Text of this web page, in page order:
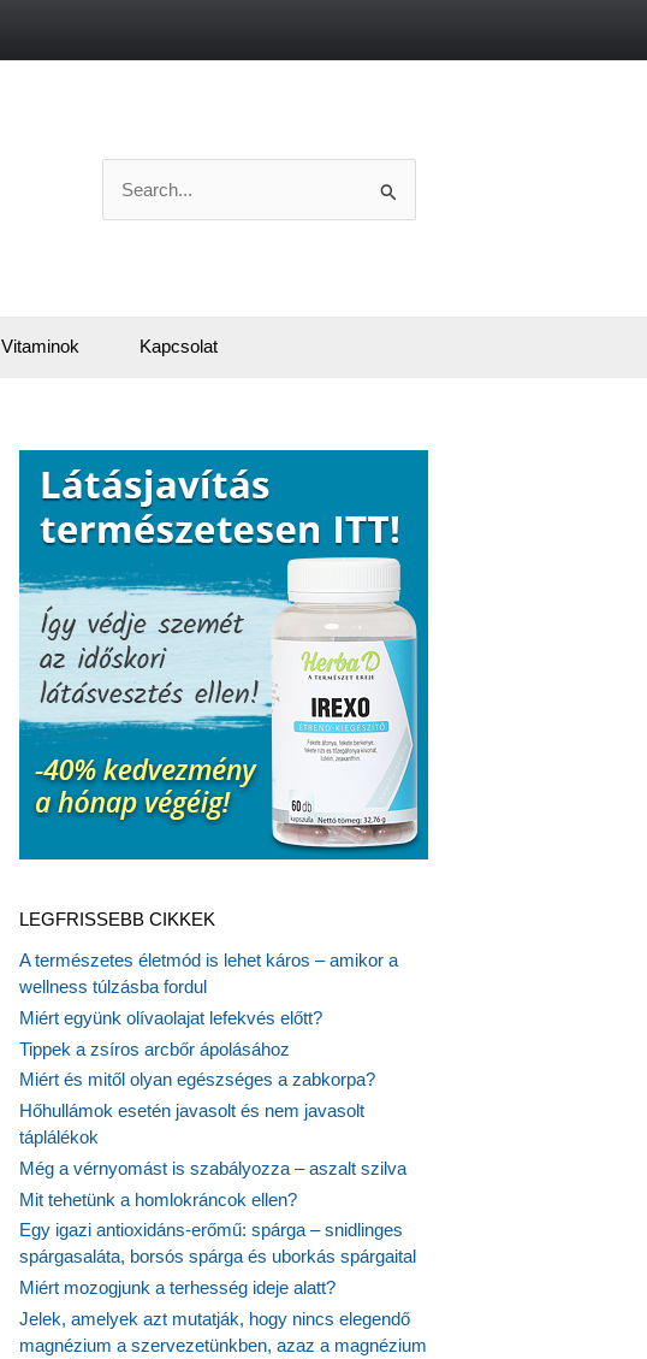
for:
Vitaminok Kapcsolat
LEGFRISSEBB CIKKEK
A természetes életmód is lehet káros – amikor a
wellness túlzásba fordul
Miért együnk olívaolajat lefekvés előtt?
Tippek a zsíros arcbőr ápolásához
Miért és mitől olyan egészséges a zabkorpa?
Hőhullámok esetén javasolt és nem javasolt
táplálékok
Még a vérnyomást is szabályozza – aszalt szilva
Mit tehetünk a homlokráncok ellen?
Egy igazi antioxidáns-erőmű: spárga – snidlinges
spárgasaláta, borsós spárga és uborkás spárgaital
Miért mozogjunk a terhesség ideje alatt?
Jelek, amelyek azt mutatják, hogy nincs elegendő
magnézium a szervezetünkben, azaz a magnézium